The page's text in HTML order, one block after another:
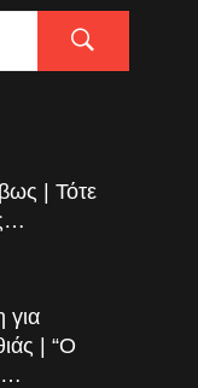
| Τότε
για
| “Ο